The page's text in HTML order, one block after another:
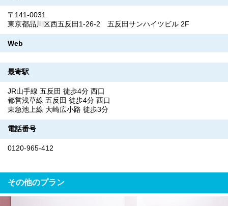
〒141-0031
東京都品川区西五反田1-26-2 五反田サンハイツビル 2F
Web
最寄駅
JR山手線 五反田 徒歩4分 西口
都営浅草線 五反田 徒歩4分 西口
東急池上線 大崎広小路 徒歩3分
電話番号
0120-965-412
その他のプラン